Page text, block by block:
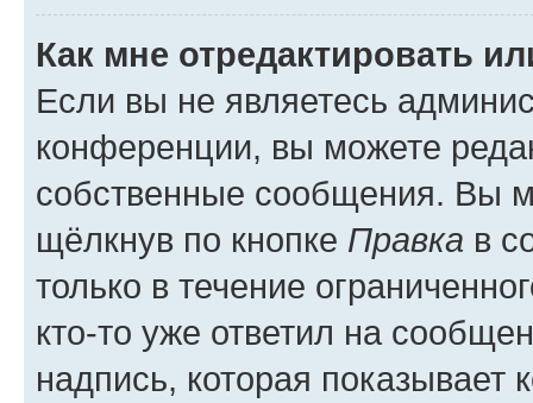
Как мне отредактировать
Если вы не являетесь
конференции, вы можете
собственные сообщения. Вы
щёлкнув по кнопке Правка в
только в течение
кто-то уже ответил на
надпись, которая показывает